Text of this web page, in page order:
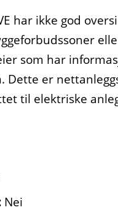
har ikke god
som har
er
til elektriske
Nei